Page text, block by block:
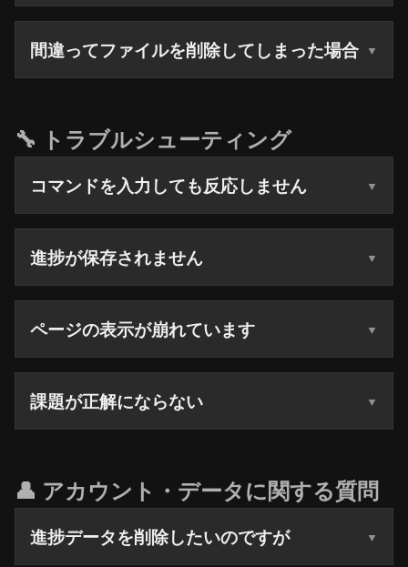
間違ってファイルを削除してしまった場合
🔧 トラブルシューティング
コマンドを入力しても反応しません
進捗が保存されません
ページの表示が崩れています
課題が正解にならない
👤 アカウント・データに関する質問
進捗データを削除したいのですが